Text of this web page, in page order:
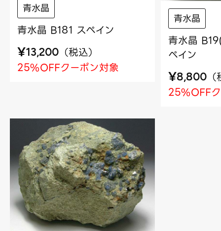
青水晶
青水晶 B181 スペイン
¥13,200 （税込）
25%OFFクーポン対象
青水晶
青水晶
ペイン
¥8,800 （
25%OFF